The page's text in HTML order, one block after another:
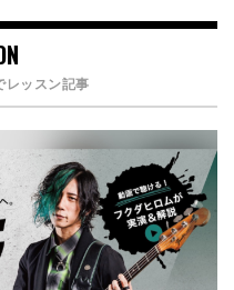
レッスン記事